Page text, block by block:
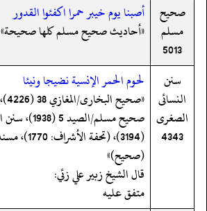
صحيح
مسلم
5013
أصبنا يوم خيبر حمرا اكفئوا القدور
«أحاديث صحيح مسلم كلها صحيحة»
سنن
النسائى
الصغرى
4343
لحوم الحمر الإنسية نضيجا ونيئا
(صحیح)»
قال الشيخ زبير علي زئي:
متفق عليه